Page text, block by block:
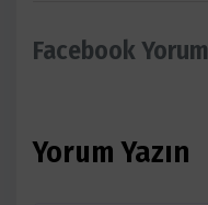
Facebook Yorum
Yorum Yazın